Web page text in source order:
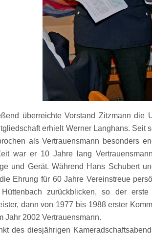
überreichte Vorstand Zitzmann die
erhielt Werner Langhans. Seit
als Vertrauensmann besonders
war er 10 Jahre lang
und Gerät. Während Hans Schubert
Ehrung für 60 Jahre Vereinstreue
zurückblicken, so der
dann von 1977 bis 1988 erster
Jahr 2002 Vertrauensmann.
des diesjährigen